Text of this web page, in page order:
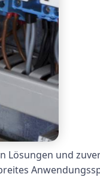
Lösungen und